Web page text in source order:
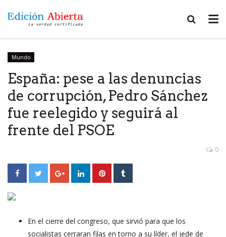
Mundo
España: pese a las denuncias
de corrupción, Pedro Sánchez
fue reelegido y seguirá al
frente del PSOE
0
En el cierre del congreso, que sirvió para que los
socialistas cerraran filas en torno a su líder, el jede de